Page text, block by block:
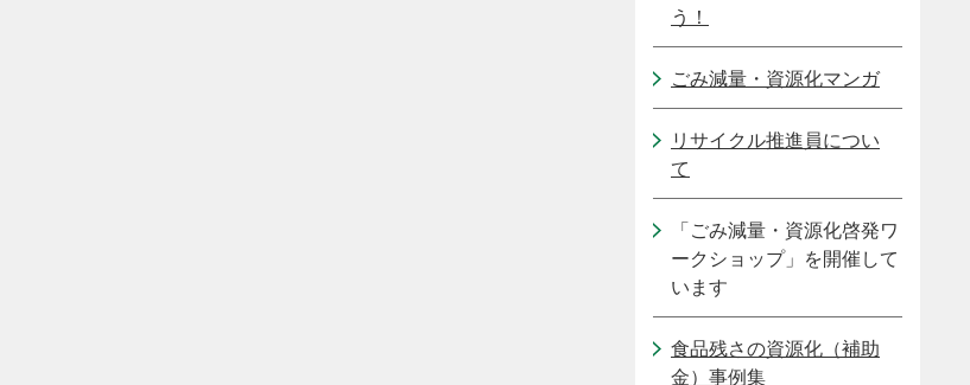
う！
ごみ減量・資源化マンガ
リサイクル推進員につい
て
「ごみ減量・資源化啓発ワ
ークショップ」を開催して
います
食品残さの資源化（補助
金）事例集